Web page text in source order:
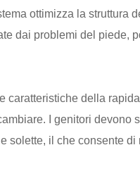
ottimizza la struttura
dai problemi del piede,
della
I genitori
il che consente